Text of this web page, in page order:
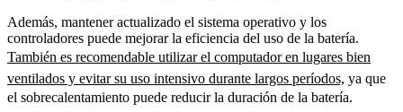
Además, mantener actualizado el sistema operativo y los
controladores puede mejorar la eficiencia del uso de la batería.
También es recomendable utilizar el computador en lugares bien
ventilados y evitar su uso intensivo durante largos períodos, ya que
el sobrecalentamiento puede reducir la duración de la batería.